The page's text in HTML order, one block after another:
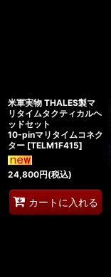
米軍実物 THALES製マ
リタイムタクティカルヘ
ッドセット
10-pinマリタイムコネク
ター [TELM1F415]
24,800円(税込)
カートに入れる